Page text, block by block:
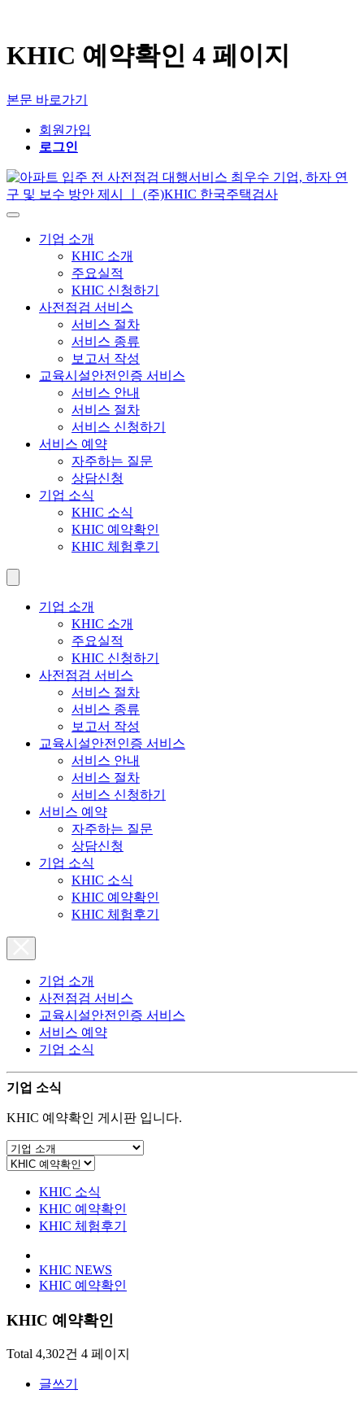
KHIC 예약확인 4 페이지
본문 바로가기
회원가입
로그인
기업 소개
KHIC 소개
주요실적
KHIC 신청하기
사전점검 서비스
서비스 절차
서비스 종류
보고서 작성
교육시설안전인증 서비스
서비스 안내
서비스 절차
서비스 신청하기
서비스 예약
자주하는 질문
상담신청
기업 소식
KHIC 소식
KHIC 예약확인
KHIC 체험후기
기업 소개
KHIC 소개
주요실적
KHIC 신청하기
사전점검 서비스
서비스 절차
서비스 종류
보고서 작성
교육시설안전인증 서비스
서비스 안내
서비스 절차
서비스 신청하기
서비스 예약
자주하는 질문
상담신청
기업 소식
KHIC 소식
KHIC 예약확인
KHIC 체험후기
기업 소개
사전점검 서비스
교육시설안전인증 서비스
서비스 예약
기업 소식
기업 소식
KHIC 예약확인 게시판 입니다.
KHIC 소식
KHIC 예약확인
KHIC 체험후기
KHIC NEWS
KHIC 예약확인
KHIC 예약확인
Total 4,302건 4 페이지
글쓰기